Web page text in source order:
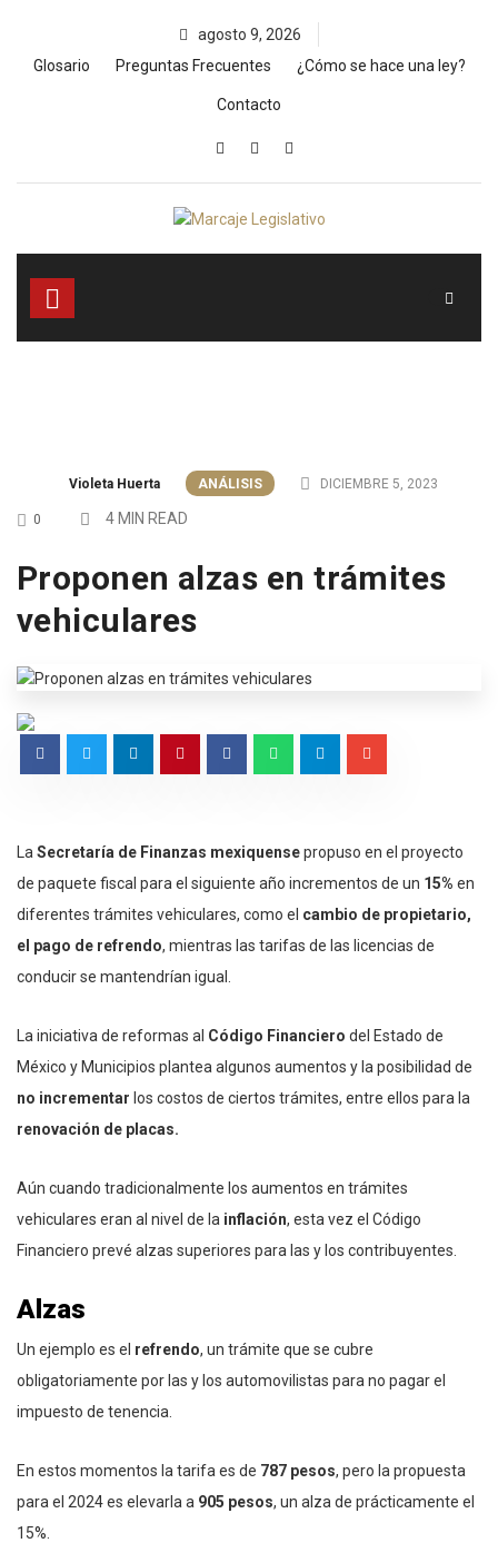
content
agosto 9, 2026
Glosario
Preguntas Frecuentes ¿Cómo se hace una ley?
Contacto
Violeta Huerta ANÁLISIS DICIEMBRE 5, 2023
0 4 MIN READ
Proponen alzas en trámites
vehiculares
La Secretaría de Finanzas mexiquensepropuso en el proyecto
de paquete fiscal para el siguiente año incrementos de un 15% en
diferentes trámites vehiculares, como el cambio de propietario,
el pago de refrendo, mientras las tarifas de las licencias de
conducir se mantendrían igual.
La iniciativa de reformas al Código Financiero del Estado de
México y Municipios plantea algunos aumentos y la posibilidad de
no incrementar los costos de ciertos trámites, entre ellos para la
renovación de placas.
Aún cuando tradicionalmente los aumentos en trámites
vehiculares eran al nivel de la inflación, esta vez el Código
Financiero prevé alzas superiores para las y los contribuyentes.
Alzas
Un ejemplo es el refrendo, un trámite que se cubre
obligatoriamente por las y los automovilistas para no pagar el
impuesto de tenencia.
En estos momentos la tarifa es de 787 pesos, pero la propuesta
para el 2024 es elevarla a 905 pesos, un alza de prácticamente el
15%.